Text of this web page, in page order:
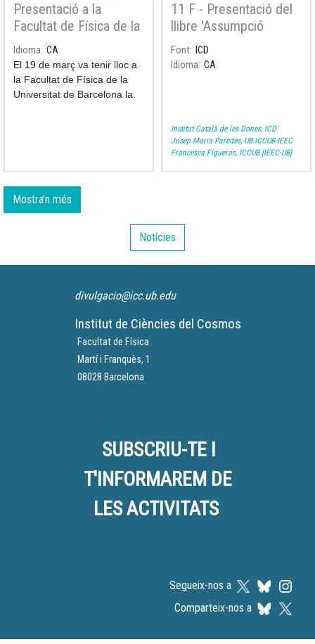
Presentació a la
Facultat de Física de la
mona de ciència
astrònoma
Idioma CA
El 19 de març va tenir lloc a
la Facultat de Física de la
Universitat de Barcelona la
telescopi, acompanyada d’un
el quart any que la UB i el
Gremi de Pastisseria de
Barcelona s’alien per dur a
despertar vocacions
científiques entre els més
11 F - Presentació del
llibre 'Assumpció
Català: la dona que
estimava les estrelles'
Font
ICD
Idioma CA
Institut Català de les Dones, ICD
Josep Maria Paredes, UB-ICCUB-IEEC
Francesca Figueras, ICCUB [IEEC-UB]
Mostra'n més
Notícies
divulgacio@icc.ub.edu
Institut de Ciències del Cosmos
Facultat de Física
Martí i Franquès, 1
08028 Barcelona
SUBSCRIU-TE I
T'INFORMAREM DE
LES ACTIVITATS
Segueix-nos a
Comparteix-nos a